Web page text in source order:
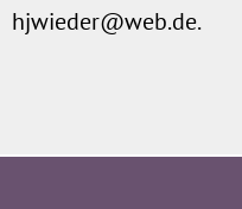
hjwieder@web.de.